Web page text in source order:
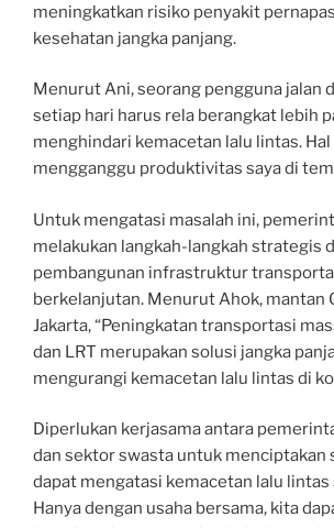
meningkatkan risiko penyakit
kesehatan jangka panjang.
Menurut Ani, seorang pengguna jalan
setiap hari harus rela berangkat lebih
menghindari kemacetan lalu lintas.
mengganggu produktivitas saya di
Untuk mengatasi masalah ini,
melakukan langkah-langkah strategis
pembangunan infrastruktur
berkelanjutan. Menurut Ahok, mantan
Jakarta, “Peningkatan transportasi
dan LRT merupakan solusi jangka
mengurangi kemacetan lalu lintas di
Diperlukan kerjasama antara
dan sektor swasta untuk menciptakan
dapat mengatasi kemacetan lalu
Hanya dengan usaha bersama, kita